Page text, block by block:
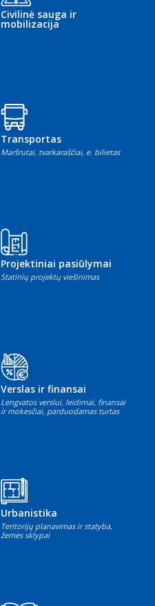
Civilinė sauga ir
mobilizacija
Transportas
Maršrutai, tvarkaraščiai, e. bilietas
Projektiniai pasiūlymai
Statinių projektų viešinimas
Verslas ir finansai
Lengvatos verslui, leidimai, finansai
ir mokesčiai, parduodamas turtas
Urbanistika
Teritorijų planavimas ir statyba,
žemės sklypai